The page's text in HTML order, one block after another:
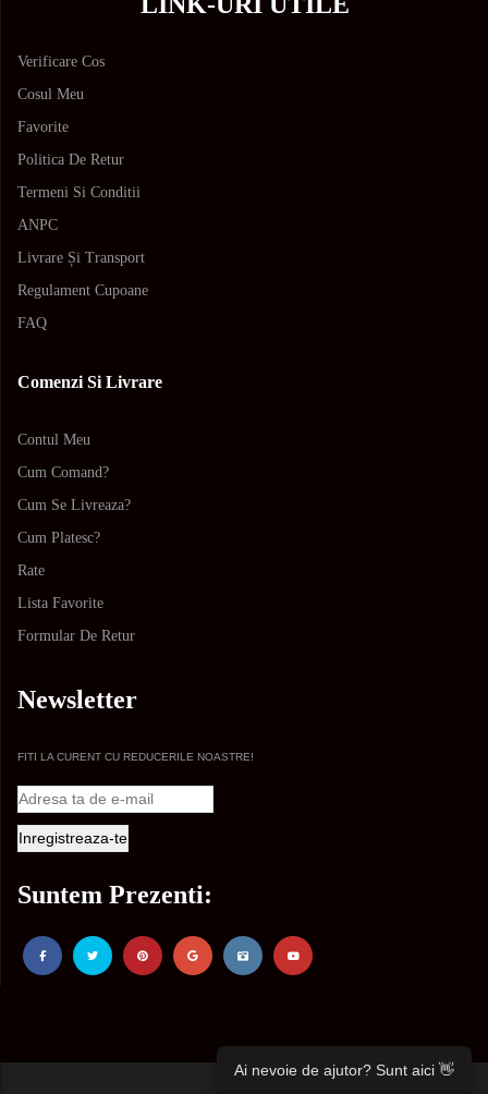
Verificare Cos
Cosul Meu
Favorite
Politica De Retur
Termeni Si Conditii
ANPC
Livrare Și Transport
Regulament Cupoane
FAQ
Comenzi Si Livrare
Contul Meu
Cum Comand?
Cum Se Livreaza?
Cum Platesc?
Rate
Lista Favorite
Formular De Retur
Newsletter
FITI LA CURENT CU REDUCERILE NOASTRE!
Suntem Prezenti:
Ai nevoie de ajutor? Sunt aici 👋